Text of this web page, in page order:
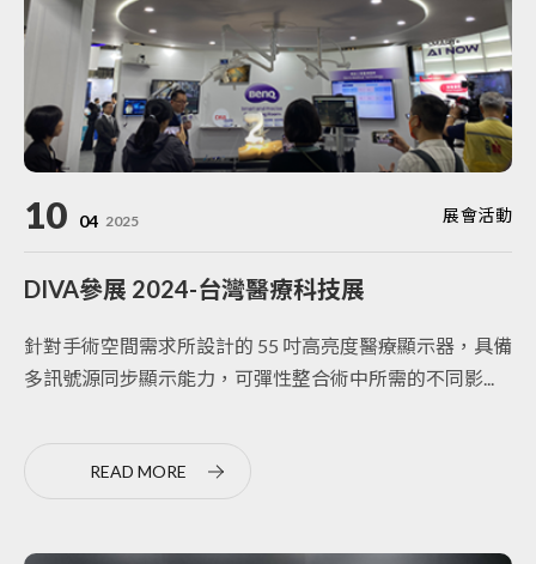
10 04 2025 展會活動
DIVA參展 2024-台灣醫療科技展
針對手術空間需求所設計的 55 吋高亮度醫療顯示器，具備
多訊號源同步顯示能力，可彈性整合術中所需的不同影...
READ MORE